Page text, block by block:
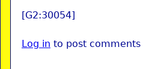
[G2:30054]
Log in to post comments